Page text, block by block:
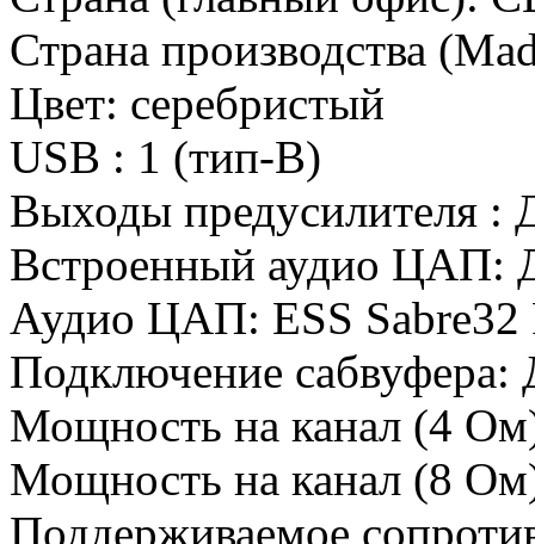
Страна производства
Цвет: серебристый
USB : 1 (тип-В)
Выходы предусилителя :
Встроенный аудио ЦАП:
Аудио ЦАП: ESS Sabre32
Подключение сабвуфера:
Мощность на канал (4
Мощность на канал (8
Поддерживаемое